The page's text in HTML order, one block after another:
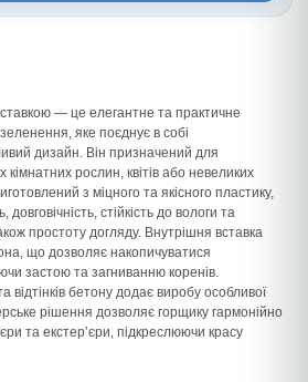
— це елегантне та практичне
яке поєднує в собі
дизайн. Він призначений для
рослин, квітів або невеликих
з міцного та якісного пластику,
стійкість до вологи та
простоту догляду. Внутрішня вставка
що дозволяє накопичуватися
застою та загниванню коренів.
відтінків бетону додає виробу особливої
рішення дозволяє горщику гармонійно
та екстер’єри, підкреслюючи красу